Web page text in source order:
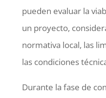
pueden evaluar la
un proyecto,
normativa local, las
las condiciones
Durante la fase de